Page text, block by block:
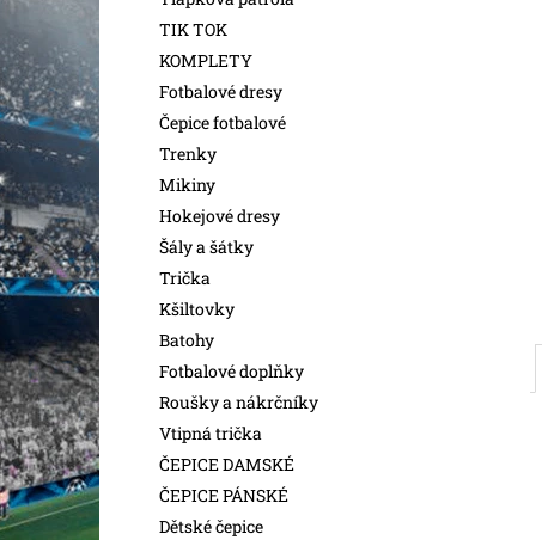
TIK TOK
KOMPLETY
Fotbalové dresy
Čepice fotbalové
Trenky
Mikiny
Hokejové dresy
Šály a šátky
Trička
Kšiltovky
Batohy
Fotbalové doplňky
Roušky a nákrčníky
Vtipná trička
ČEPICE DAMSKÉ
ČEPICE PÁNSKÉ
Dětské čepice